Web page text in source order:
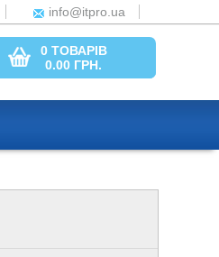
info@itpro.ua
0 ТОВАРІВ
0.00 ГРН.